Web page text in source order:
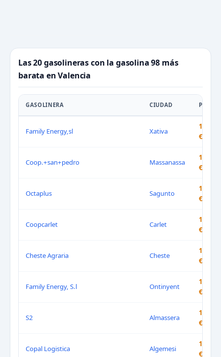
Las 20 gasolineras con la gasolina 98 más
barata en Valencia
GASOLINERA CIUDAD PRECIO
Family Energy,sl Xativa
1.599
€/L
Coop.+san+pedro Massanassa
1.608
€/L
Octaplus Sagunto
1.615
€/L
Coopcarlet Carlet
1.619
€/L
Cheste Agraria Cheste
1.620
€/L
Family Energy, S.l Ontinyent
1.629
€/L
S2 Almassera
1.639
€/L
Copal Logistica Algemesi
1.639
€/L